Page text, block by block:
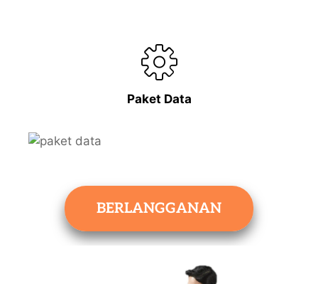
Paket Data
BERLANGGANAN